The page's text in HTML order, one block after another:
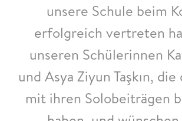
unsere Schule beim
erfolgreich vertreten
unseren Schülerinnen
und Asya Ziyun Taşkın,
mit ihren Solobeiträgen